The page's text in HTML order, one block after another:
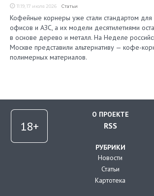
11:19, 17 июля 2026 Статьи
Кофейные корнеры уже стали стандартом для
офисов и АЗС, а их модели десятилетиями
в основе дерево и металл. На Неделе
Москве представили альтернативу — кофе-
полимерных материалов.
О ПРОЕКТЕ
RSS
РУБРИКИ
Новости
Статьи
Картотека